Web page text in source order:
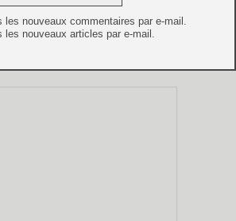
les nouveaux commentaires par e-mail.
les nouveaux articles par e-mail.